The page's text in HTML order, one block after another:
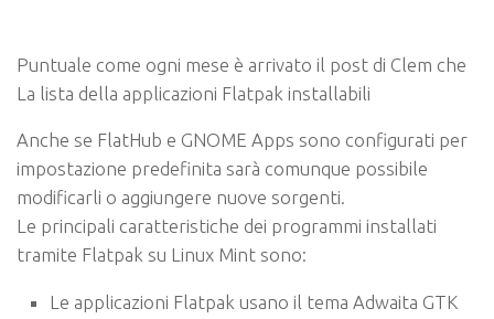
Puntuale come ogni mese è arrivato il post di Clem che
La lista della applicazioni Flatpak installabili
Anche se FlatHub e GNOME Apps sono configurati per
impostazione predefinita sarà comunque possibile
modificarli o aggiungere nuove sorgenti.
Le principali caratteristiche dei programmi installati
tramite Flatpak su Linux Mint sono:
Le applicazioni Flatpak usano il tema Adwaita GTK